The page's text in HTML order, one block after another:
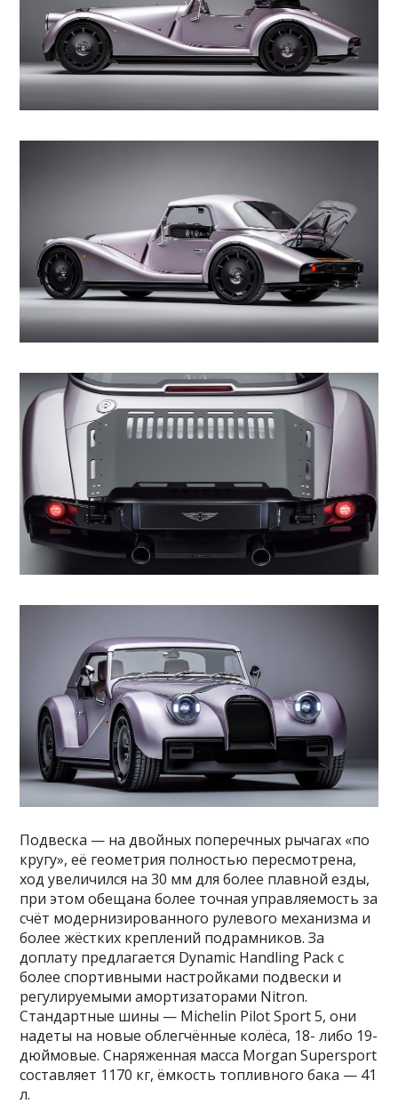
Подвеска — на двойных поперечных рычагах «по
кругу», её геометрия полностью пересмотрена,
ход увеличился на 30 мм для более плавной езды,
при этом обещана более точная управляемость за
счёт модернизированного рулевого механизма и
более жёстких креплений подрамников. За
доплату предлагается Dynamic Handling Pack с
более спортивными настройками подвески и
регулируемыми амортизаторами Nitron.
Стандартные шины — Michelin Pilot Sport 5, они
надеты на новые облегчённые колёса, 18- либо 19-
дюймовые. Снаряженная масса Morgan Supersport
составляет 1170 кг, ёмкость топливного бака — 41
л.